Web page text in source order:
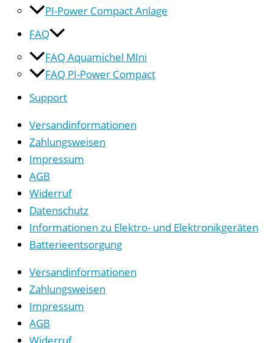
PI-Power Compact Anlage
FAQ
FAQ Aquamichel MIni
FAQ PI-Power Compact
Support
Versandinformationen
Zahlungsweisen
Impressum
AGB
Widerruf
Datenschutz
Informationen zu Elektro- und Elektronikgeräten
Batterieentsorgung
Versandinformationen
Zahlungsweisen
Impressum
AGB